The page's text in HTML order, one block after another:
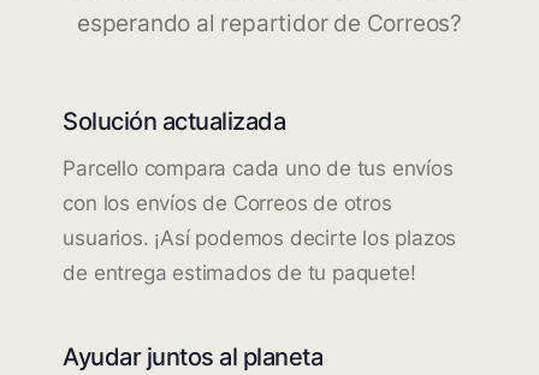
esperando al repartidor de Correos?
Solución actualizada
Parcello compara cada uno de tus envíos
con los envíos de Correos de otros
usuarios. ¡Así podemos decirte los plazos
de entrega estimados de tu paquete!
Ayudar juntos al planeta